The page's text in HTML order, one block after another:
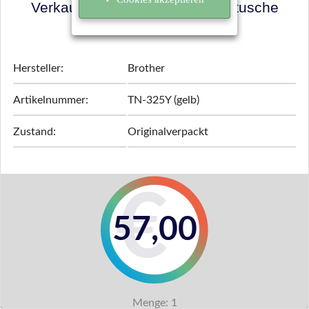
Verkaufspreis für Ihre Tonerkartusche
ermitteln!
Hersteller: Brother
Artikelnummer: TN-325Y (gelb)
Zustand: Originalverpackt
57,00
Menge: 1